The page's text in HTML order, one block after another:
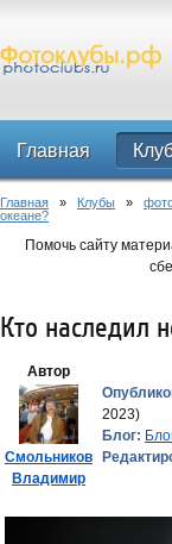
Главная
Форум
Главная » Клубы »
океане?
Помочь сайту
Кто наследил
Автор
Смольников
Владимир
2023)
Блог: